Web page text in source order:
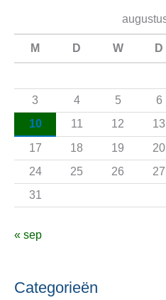
a
r
:
M D W D
3
4 5 6
10
11 12 13
17
18 19 20
24
25 26 27
31
« sep
Categorieën